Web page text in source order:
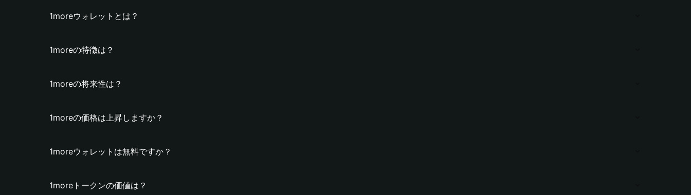
1moreウォレットとは？
1moreの特徴は？
1moreの将来性は？
1moreの価格は上昇しますか？
1moreウォレットは無料ですか？
1moreトークンの価値は？